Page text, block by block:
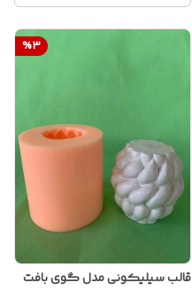
%3
قالب سیلیکونی مدل گوی بافت